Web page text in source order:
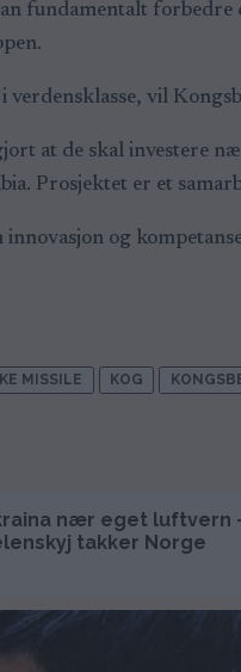
fundamentalt
vil
at de skal investere
Prosjektet er et
og
MISSILE KOG
nær eget luftvern
takker Norge